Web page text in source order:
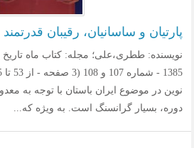
پارتیان و ساسانیان، رقیبان قدرتمند
نویسنده: ططری،علی؛ مجله: کتاب ماه تاریخ
نوین در موضوع ایران باستان با توجه به
دوره، بسیار گرانسنگ است. به ویژه که...